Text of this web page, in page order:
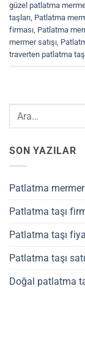
güzel patlatma
taşları, Patlatma
firması, Patlatma
mermer satışı,
traverten patlatma
SON YAZILAR
Patlatma mermer
Patlatma taşı
Patlatma taşı
Patlatma taşı
Doğal patlatma